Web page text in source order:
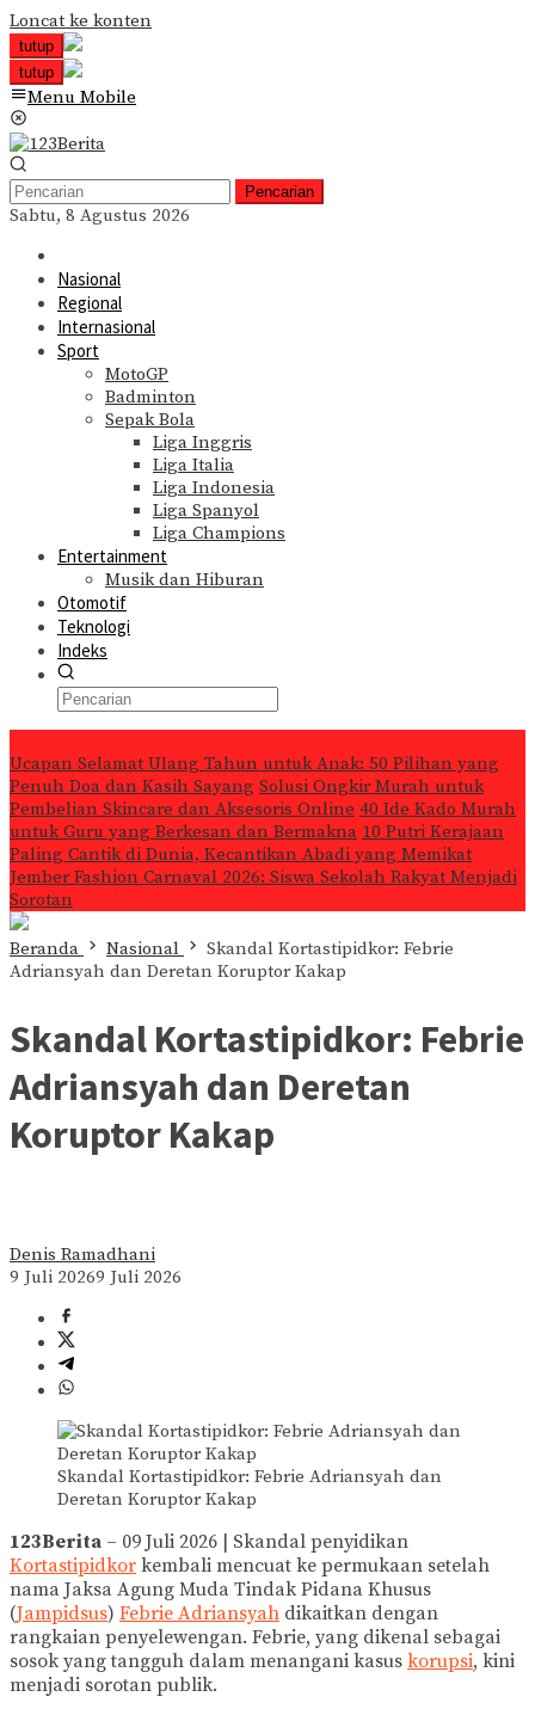
Loncat ke konten
tutup
tutup
Menu Mobile
Pencarian
Sabtu, 8 Agustus 2026
Nasional
Regional
Internasional
Sport
MotoGP
Badminton
Sepak Bola
Liga Inggris
Liga Italia
Liga Indonesia
Liga Spanyol
Liga Champions
Entertainment
Musik dan Hiburan
Otomotif
Teknologi
Indeks
Ucapan Selamat Ulang Tahun untuk Anak: 50 Pilihan yang
Penuh Doa dan Kasih Sayang Solusi Ongkir Murah untuk
Pembelian Skincare dan Aksesoris Online 40 Ide Kado Murah
untuk Guru yang Berkesan dan Bermakna 10 Putri Kerajaan
Paling Cantik di Dunia, Kecantikan Abadi yang Memikat
Jember Fashion Carnaval 2026: Siswa Sekolah Rakyat Menjadi
Sorotan
Beranda Nasional
Skandal Kortastipidkor: Febrie
Adriansyah dan Deretan Koruptor Kakap
Skandal Kortastipidkor: Febrie
Adriansyah dan Deretan
Koruptor Kakap
Denis Ramadhani
9 Juli 20269 Juli 2026
Skandal Kortastipidkor: Febrie Adriansyah dan
Deretan Koruptor Kakap
123Berita – 09 Juli 2026 | Skandal penyidikan
Kortastipidkor kembali mencuat ke permukaan setelah
nama Jaksa Agung Muda Tindak Pidana Khusus
(Jampidsus) Febrie Adriansyah dikaitkan dengan
rangkaian penyelewengan. Febrie, yang dikenal sebagai
sosok yang tangguh dalam menangani kasus korupsi, kini
menjadi sorotan publik.